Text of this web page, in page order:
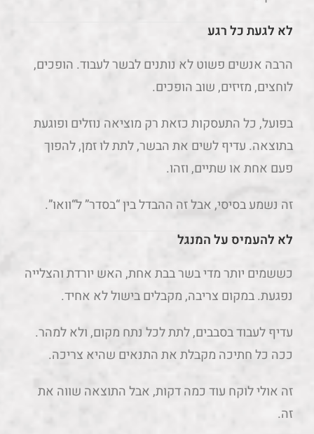
לא לגעת כל רגע
הרבה אנשים פשוט לא נותנים לבשר לעבוד. הופכים,
לוחצים, מזיזים, שוב הופכים.
בפועל, כל התעסקות כזאת רק מוציאה נוזלים ופוגעת
בתוצאה. עדיף לשים את הבשר, לתת לו זמן, להפוך
פעם אחת או שתיים, וזהו.
זה נשמע בסיסי, אבל זה ההבדל בין “בסדר” ל“וואו”.
לא להעמיס על המנגל
כששמים יותר מדי בשר בבת אחת, האש יורדת והצלייה
נפגעת. במקום צריבה, מקבלים בישול לא אחיד.
עדיף לעבוד בסבבים, לתת לכל נתח מקום, ולא למהר.
ככה כל חתיכה מקבלת את התנאים שהיא צריכה.
זה אולי לוקח עוד כמה דקות, אבל התוצאה שווה את
זה.